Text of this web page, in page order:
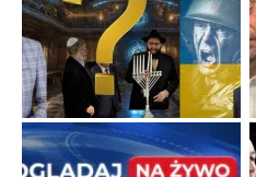
Szlachetna duma z